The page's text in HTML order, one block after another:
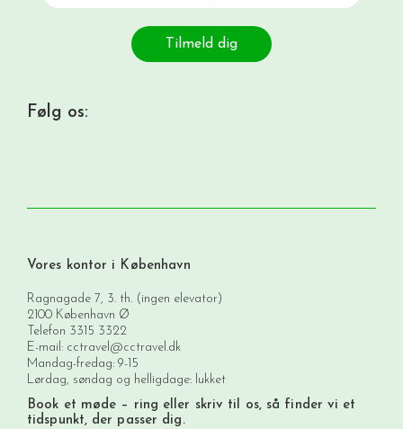
Tilmeld dig
Følg os:
Vores kontor i København
Ragnagade 7, 3. th. (ingen elevator)
2100 København Ø
Telefon 3315 3322
E-mail: cctravel@cctravel.dk
Mandag-fredag: 9-15
Lørdag, søndag og helligdage: lukket
Book et møde – ring eller skriv til os, så finder vi et
tidspunkt, der passer dig.